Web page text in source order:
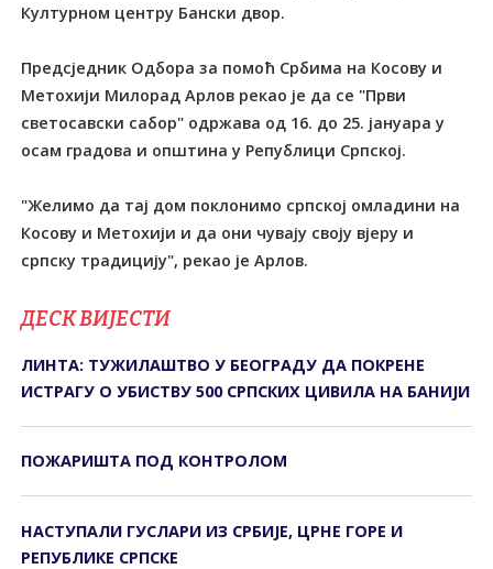
Културном центру Бански двор.
Предсједник Одбора за помоћ Србима на Косову и
Метохији Милорад Арлов рекао је да се "Први
светосавски сабор" одржава од 16. до 25. јануара у
осам градова и општина у Републици Српској.
"Желимо да тај дом поклонимо српској омладини на
Косову и Метохији и да они чувају своју вјеру и
српску традицију", рекао је Арлов.
ДЕСК ВИЈЕСТИ
ЛИНТА: ТУЖИЛАШТВО У БЕОГРАДУ ДА ПОКРЕНЕ
ИСТРАГУ О УБИСТВУ 500 СРПСКИХ ЦИВИЛА НА БАНИЈИ
ПОЖАРИШТА ПОД КОНTРОЛОМ
НАСТУПАЛИ ГУСЛАРИ ИЗ СРБИЈЕ, ЦРНЕ ГОРЕ И
РЕПУБЛИКЕ СРПСКЕ